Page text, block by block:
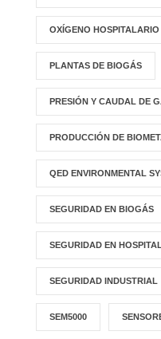
OXÍGENO HOSPITALARIO
PLANTAS DE BIOGÁS
PRESIÓN Y CAUDAL DE
PRODUCCIÓN DE
QED ENVIRONMENTAL
SEGURIDAD EN BIOGÁS
SEGURIDAD EN
SEGURIDAD INDUSTRIAL
SEM5000